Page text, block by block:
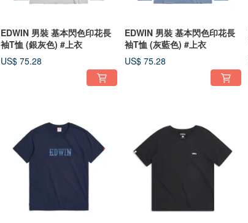
EDWIN 男裝 基本閃色印花長
袖T恤 (銀灰色) #上衣
US$ 75.28
EDWIN 男裝 基本閃色印花長
袖T恤 (灰藍色) #上衣
US$ 75.28